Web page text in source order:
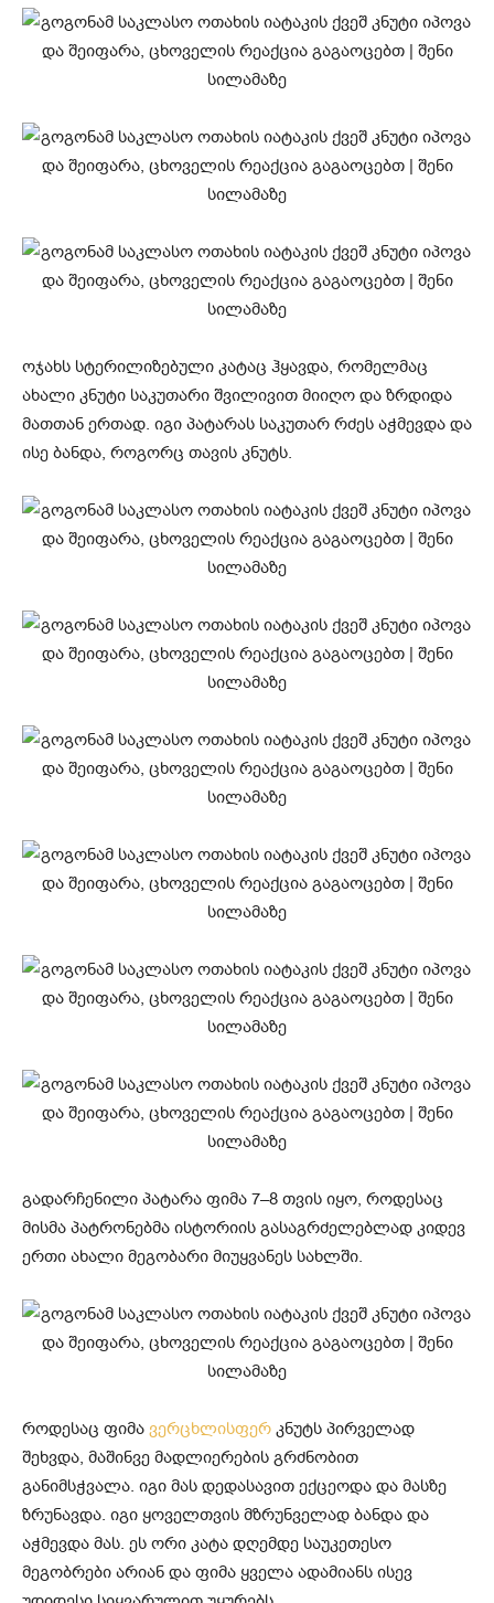
ოჯახს სტერილიზებული კატაც ჰყავდა, რომელმაც
ახალი კნუტი საკუთარი შვილივით მიიღო და ზრდიდა
მათთან ერთად. იგი პატარას საკუთარ რძეს აჭმევდა და
ისე ბანდა, როგორც თავის კნუტს.
გადარჩენილი პატარა ფიმა 7–8 თვის იყო, როდესაც
მისმა პატრონებმა ისტორიის გასაგრძელებლად კიდევ
ერთი ახალი მეგობარი მიუყვანეს სახლში.
როდესაც ფიმა ვერცხლისფერ კნუტს პირველად
შეხვდა, მაშინვე მადლიერების გრძნობით
განიმსჭვალა. იგი მას დედასავით ექცეოდა და მასზე
ზრუნავდა. იგი ყოველთვის მზრუნველად ბანდა და
აჭმევდა მას. ეს ორი კატა დღემდე საუკეთესო
მეგობრები არიან და ფიმა ყველა ადამიანს ისევ